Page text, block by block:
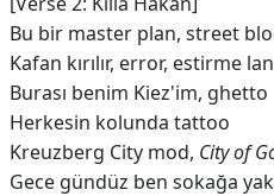
Bu bir master plan, street
Kafan kırılır, error, estirme
Burası benim Kiez'im, ghetto
Herkesin kolunda tattoo
Kreuzberg City mod, City of
Gece gündüz ben sokağa